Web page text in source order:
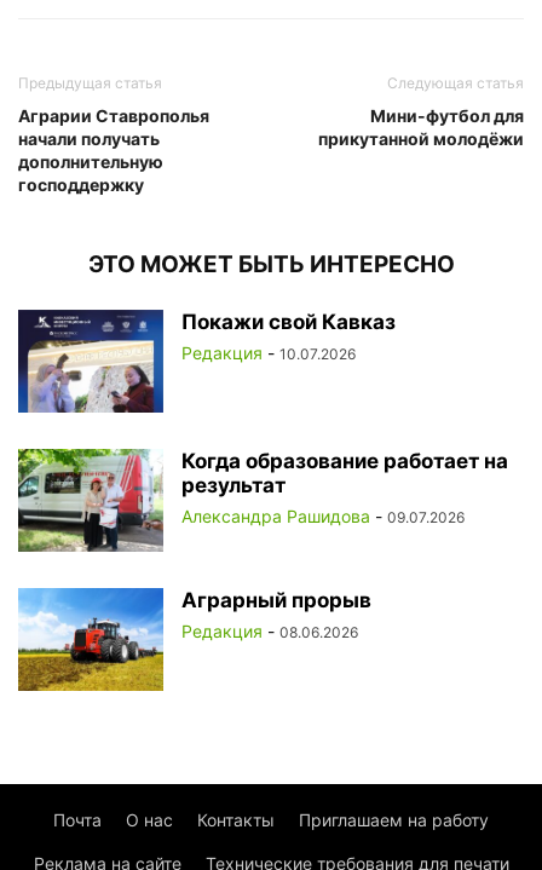
Предыдущая статья
Аграрии Ставрополья
начали получать
дополнительную
господдержку
Следующая статья
Мини-футбол для
прикутанной молодёжи
ЭТО МОЖЕТ БЫТЬ ИНТЕРЕСНО
Покажи свой Кавказ
Редакция - 10.07.2026
Когда образование работает на
результат
Александра Рашидова - 09.07.2026
Аграрный прорыв
Редакция - 08.06.2026
Почта О нас Контакты Приглашаем на работу
Реклама на сайте Технические требования для печати